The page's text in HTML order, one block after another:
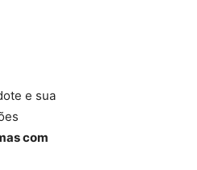
e sua
com